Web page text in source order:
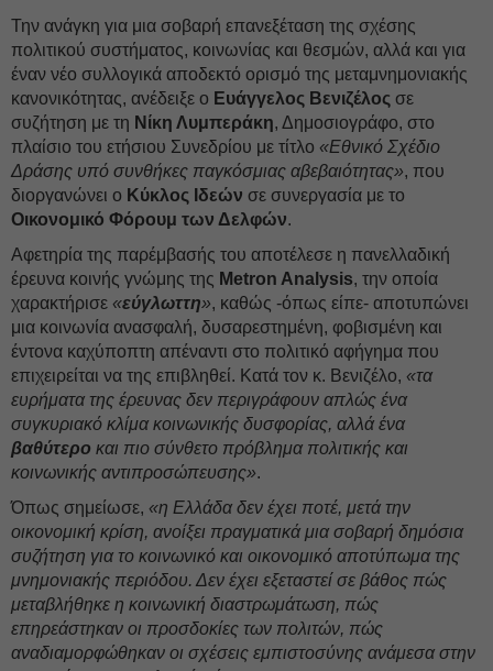
Την ανάγκη για μια σοβαρή επανεξέταση της σχέσης
πολιτικού συστήματος, κοινωνίας και θεσμών, αλλά και για
έναν νέο συλλογικά αποδεκτό ορισμό της μεταμνημονιακής
κανονικότητας, ανέδειξε ο Ευάγγελος Βενιζέλος σε
συζήτηση με τη Νίκη Λυμπεράκη, Δημοσιογράφο, στο
πλαίσιο του ετήσιου Συνεδρίου με τίτλο «Εθνικό Σχέδιο
Δράσης υπό συνθήκες παγκόσμιας αβεβαιότητας», που
διοργανώνει ο Κύκλος Ιδεών σε συνεργασία με το
Οικονομικό Φόρουμ των Δελφών.
Αφετηρία της παρέμβασής του αποτέλεσε η πανελλαδική
έρευνα κοινής γνώμης της Metron Analysis, την οποία
χαρακτήρισε «εύγλωττη», καθώς -όπως είπε- αποτυπώνει
μια κοινωνία ανασφαλή, δυσαρεστημένη, φοβισμένη και
έντονα καχύποπτη απέναντι στο πολιτικό αφήγημα που
επιχειρείται να της επιβληθεί. Κατά τον κ. Βενιζέλο, «τα
ευρήματα της έρευνας δεν περιγράφουν απλώς ένα
συγκυριακό κλίμα κοινωνικής δυσφορίας, αλλά ένα
βαθύτερο και πιο σύνθετο πρόβλημα πολιτικής και
κοινωνικής αντιπροσώπευσης».
Όπως σημείωσε, «η Ελλάδα δεν έχει ποτέ, μετά την
οικονομική κρίση, ανοίξει πραγματικά μια σοβαρή δημόσια
συζήτηση για το κοινωνικό και οικονομικό αποτύπωμα της
μνημονιακής περιόδου. Δεν έχει εξεταστεί σε βάθος πώς
μεταβλήθηκε η κοινωνική διαστρωμάτωση, πώς
επηρεάστηκαν οι προσδοκίες των πολιτών, πώς
αναδιαμορφώθηκαν οι σχέσεις εμπιστοσύνης ανάμεσα στην